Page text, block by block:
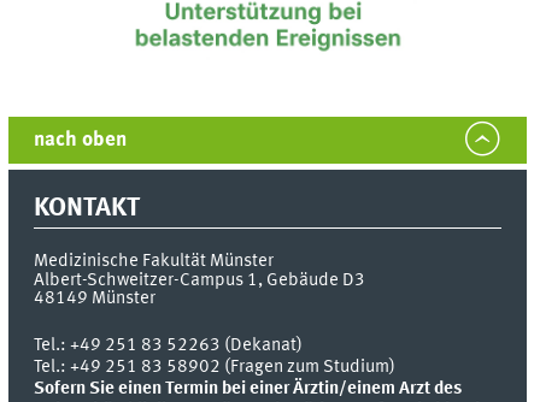
nach oben
KONTAKT
Medizinische Fakultät Münster
Albert-Schweitzer-Campus 1, Gebäude D3
48149 Münster
Tel.:+49 251 83 52263 (Dekanat)
Tel.: +49 251 83 58902 (Fragen zum Studium)
Sofern Sie einen Termin bei einer Ärztin/einem Arzt des